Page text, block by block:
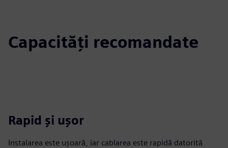
Capacități recomandate
Rapid și ușor
Instalarea este ușoară, iar cablarea este rapidă datorită